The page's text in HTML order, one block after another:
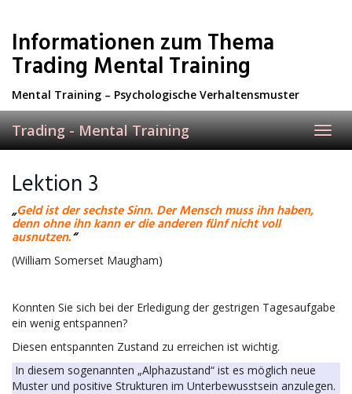
main
content
Informationen zum Thema
Trading Mental Training
Mental Training – Psychologische Verhaltensmuster
Trading - Mental Training
Lektion 3
„Geld ist der sechste Sinn. Der Mensch muss ihn haben,
denn ohne ihn kann er die anderen fünf nicht voll
ausnutzen.“
(William Somerset Maugham)
Konnten Sie sich bei der Erledigung der gestrigen Tagesaufgabe
ein wenig entspannen?
Diesen entspannten Zustand zu erreichen ist wichtig.
In diesem sogenannten „Alphazustand“ ist es möglich neue
Muster und positive Strukturen im Unterbewusstsein anzulegen.